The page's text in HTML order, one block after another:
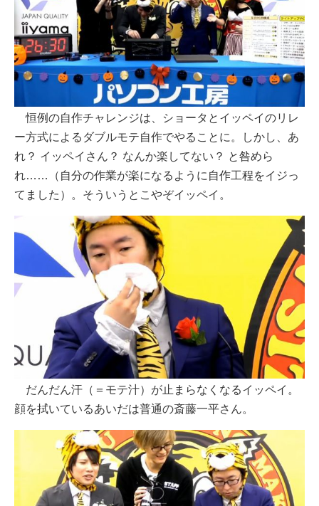
恒例の自作チャレンジは、ショータとイッペイのリレ
ー方式によるダブルモテ自作でやることに。しかし、あ
れ？ イッペイさん？ なんか楽してない？ と咎めら
れ……（自分の作業が楽になるように自作工程をイジっ
てました）。そういうとこやぞイッペイ。
だんだん汗（＝モテ汁）が止まらなくなるイッペイ。
顔を拭いているあいだは普通の斎藤一平さん。